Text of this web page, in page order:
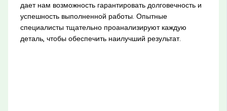
дает нам возможность гарантировать долговечность и
успешность выполненной работы. Опытные
специалисты тщательно проанализируют каждую
деталь, чтобы обеспечить наилучший результат.